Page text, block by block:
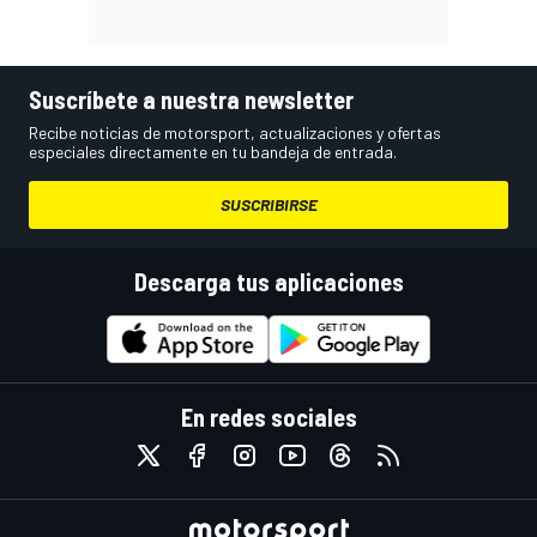
Suscríbete a nuestra newsletter
Recibe noticias de motorsport, actualizaciones y ofertas
especiales directamente en tu bandeja de entrada.
SUSCRIBIRSE
Descarga tus aplicaciones
En redes sociales